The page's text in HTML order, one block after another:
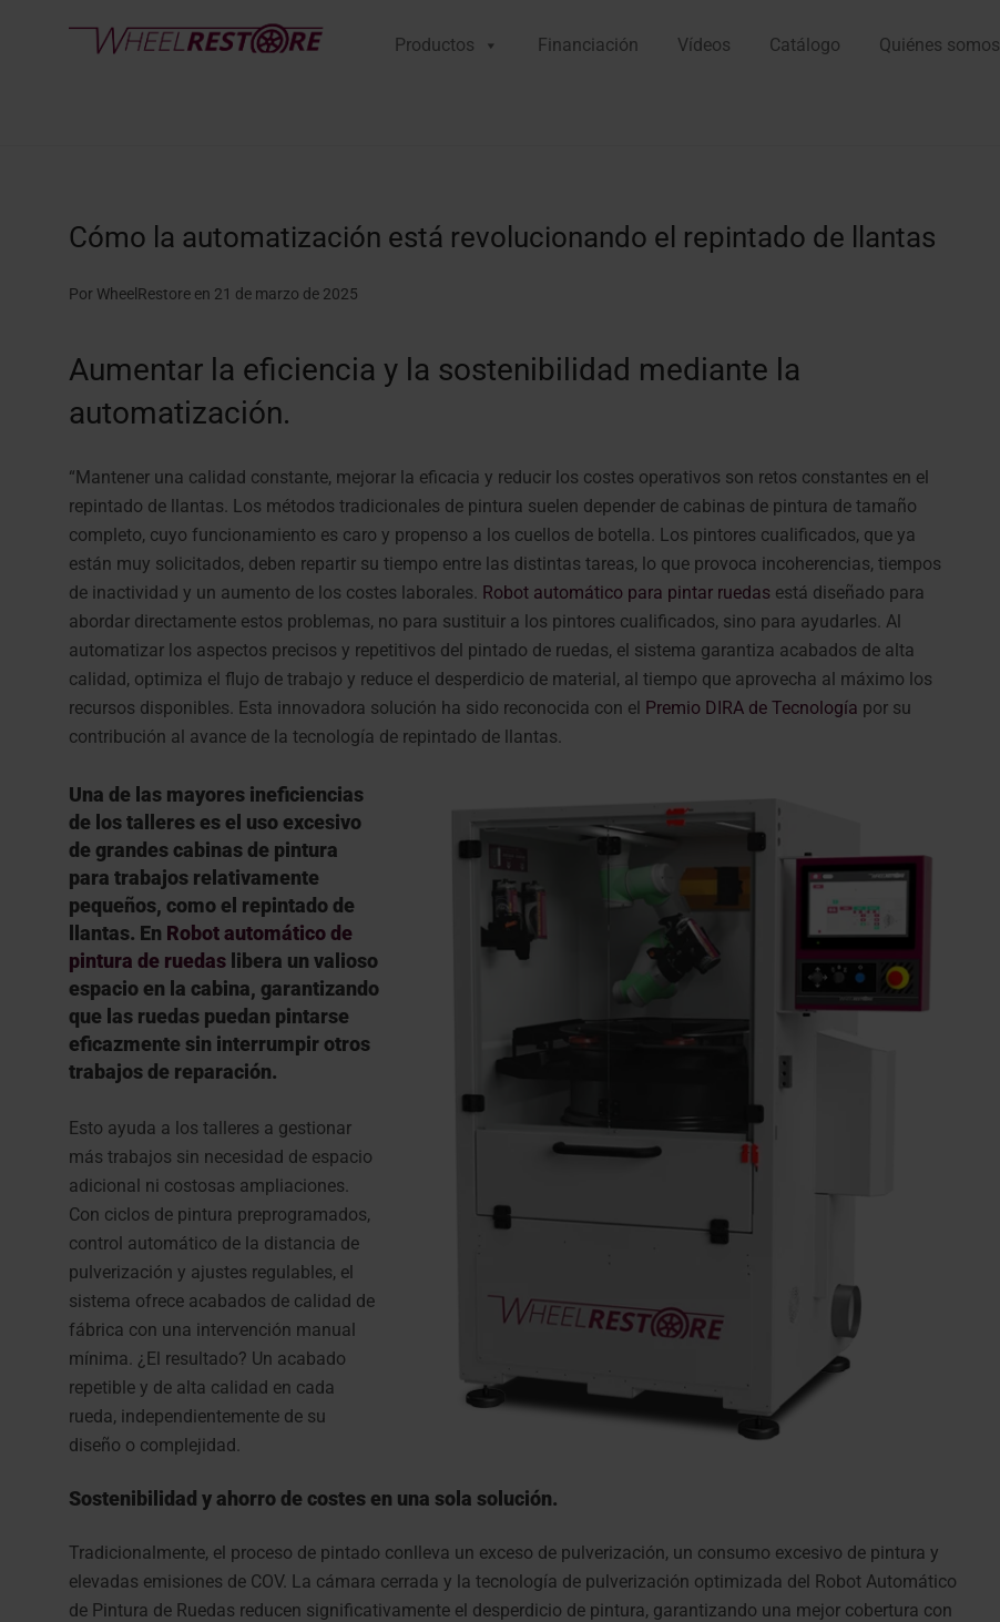
Productos Financiación Vídeos Catálogo Quiénes somos
Cómo la automatización está revolucionando el repintado de llantas
Por WheelRestore en 21 de marzo de 2025
Aumentar la eficiencia y la sostenibilidad mediante la
automatización.
“Mantener una calidad constante, mejorar la eficacia y reducir los costes operativos son retos constantes en el
repintado de llantas. Los métodos tradicionales de pintura suelen depender de cabinas de pintura de tamaño
completo, cuyo funcionamiento es caro y propenso a los cuellos de botella. Los pintores cualificados, que ya
están muy solicitados, deben repartir su tiempo entre las distintas tareas, lo que provoca incoherencias, tiempos
de inactividad y un aumento de los costes laborales. Robot automático para pintar ruedas está diseñado para
abordar directamente estos problemas, no para sustituir a los pintores cualificados, sino para ayudarles. Al
automatizar los aspectos precisos y repetitivos del pintado de ruedas, el sistema garantiza acabados de alta
calidad, optimiza el flujo de trabajo y reduce el desperdicio de material, al tiempo que aprovecha al máximo los
recursos disponibles. Esta innovadora solución ha sido reconocida con el Premio DIRA de Tecnología por su
contribución al avance de la tecnología de repintado de llantas.
Una de las mayores ineficiencias
de los talleres es el uso excesivo
de grandes cabinas de pintura
para trabajos relativamente
pequeños, como el repintado de
llantas. En Robot automático de
pintura de ruedas libera un valioso
espacio en la cabina, garantizando
que las ruedas puedan pintarse
eficazmente sin interrumpir otros
trabajos de reparación.
Esto ayuda a los talleres a gestionar
más trabajos sin necesidad de espacio
adicional ni costosas ampliaciones.
Con ciclos de pintura preprogramados,
control automático de la distancia de
pulverización y ajustes regulables, el
sistema ofrece acabados de calidad de
fábrica con una intervención manual
mínima. ¿El resultado? Un acabado
repetible y de alta calidad en cada
rueda, independientemente de su
diseño o complejidad.
Sostenibilidad y ahorro de costes en una sola solución.
Tradicionalmente, el proceso de pintado conlleva un exceso de pulverización, un consumo excesivo de pintura y
elevadas emisiones de COV. La cámara cerrada y la tecnología de pulverización optimizada del Robot Automático
de Pintura de Ruedas reducen significativamente el desperdicio de pintura, garantizando una mejor cobertura con